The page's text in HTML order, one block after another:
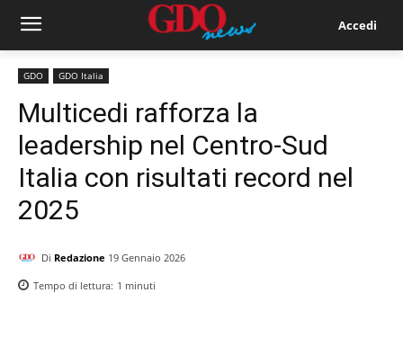
Accedi
GDO GDO Italia
Multicedi rafforza la
leadership nel Centro-Sud
Italia con risultati record nel
2025
Di Redazione 19 Gennaio 2026
Tempo di lettura: 1 minuti